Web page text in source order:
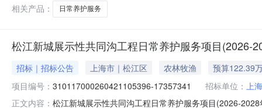
相关产品：
日常养护服务
松江新城展示性共同沟工程日常养护服务项目(2026-
招标｜招标公告 上海市｜松江区 农林牧渔
预算122.39
项目编号： 310117000260421105396-17357341 招标单位： 上
正文内容： 松江新城展示性共同沟工程日常养护服务项目(2026-